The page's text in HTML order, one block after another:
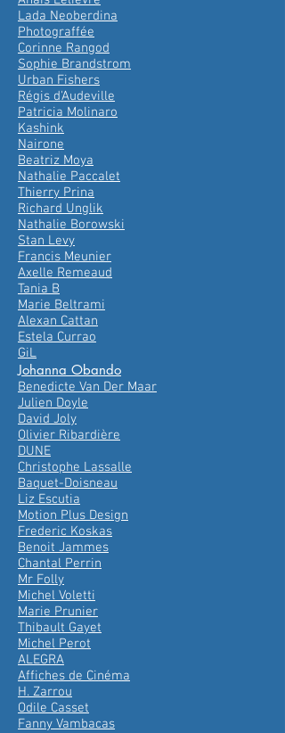
Lada Neoberdina
Photograffée
Corinne Rangod
Sophie Brandstrom
Urban Fishers
Régis d'Audeville
Patricia Molinaro
Kashink
Nairone
Beatriz Moya
Nathalie Paccalet
Thierry Prina
Richard Unglik
Nathalie Borowski
Stan Levy
Francis Meunier
Axelle Remeaud
Tania B
Marie Beltrami
Alexan Cattan
Estela Currao
GiL
Johanna Obando
Benedicte Van Der Maar
Julien Doyle
David Joly
Olivier Ribardière
DUNE
Christophe Lassalle
Baquet-Doisneau
Liz Escutia
Motion Plus Design
Frederic Koskas
Benoit Jammes
Chantal Perrin
Mr Folly
Michel Voletti
Marie Prunier
Thibault Gayet
Michel Perot
ALEGRA
Affiches de Cinéma
H. Zarrou
Odile Casset
Fanny Vambacas